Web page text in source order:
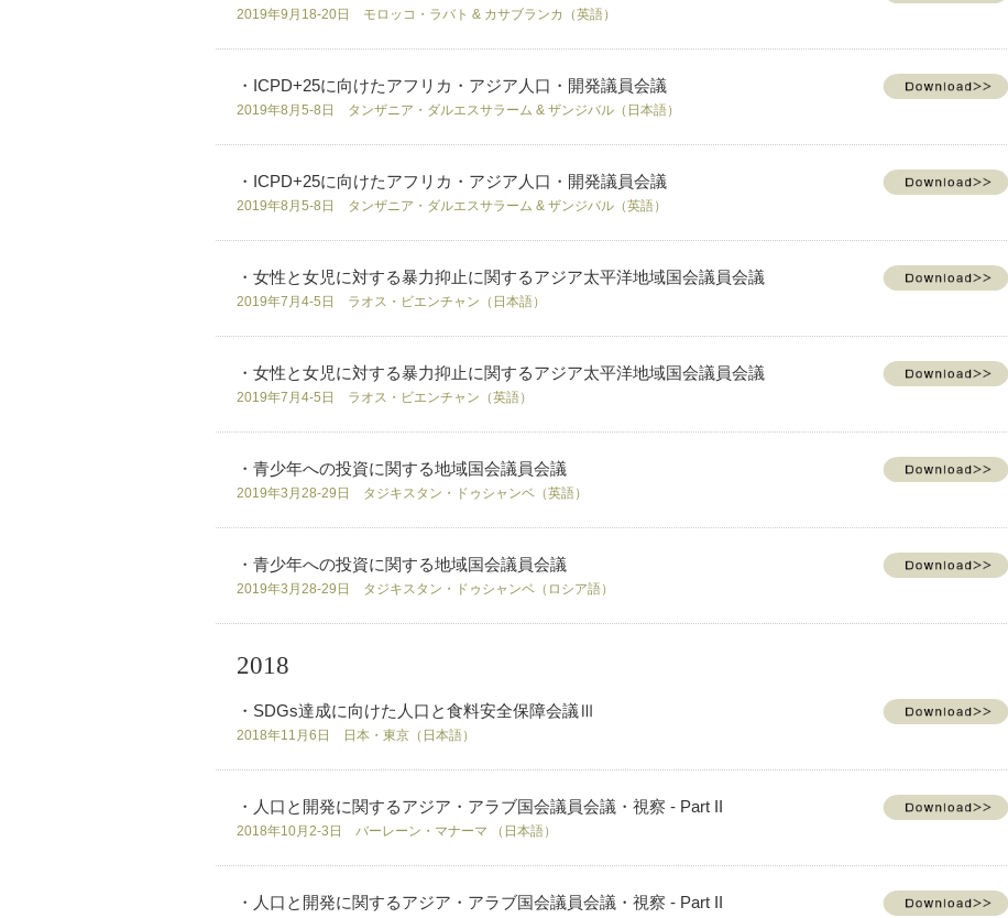
2019年9月18-20日 モロッコ・ラバト & カサブランカ（英語）
・ICPD+25に向けたアフリカ・アジア人口・開発議員会議
2019年8月5-8日 タンザニア・ダルエスサラーム & ザンジバル（日本語）
・ICPD+25に向けたアフリカ・アジア人口・開発議員会議
2019年8月5-8日 タンザニア・ダルエスサラーム & ザンジバル（英語）
・女性と女児に対する暴力抑止に関するアジア太平洋地域国会議員会議
2019年7月4-5日 ラオス・ビエンチャン（日本語）
・女性と女児に対する暴力抑止に関するアジア太平洋地域国会議員会議
2019年7月4-5日 ラオス・ビエンチャン（英語）
・青少年への投資に関する地域国会議員会議
2019年3月28-29日 タジキスタン・ドゥシャンベ（英語）
・青少年への投資に関する地域国会議員会議
2019年3月28-29日 タジキスタン・ドゥシャンベ（ロシア語）
2018
・SDGs達成に向けた人口と食料安全保障会議Ⅲ
2018年11月6日 日本・東京（日本語）
・人口と開発に関するアジア・アラブ国会議員会議・視察 - Part II
2018年10月2-3日 バーレーン・マナーマ （日本語）
・人口と開発に関するアジア・アラブ国会議員会議・視察 - Part II